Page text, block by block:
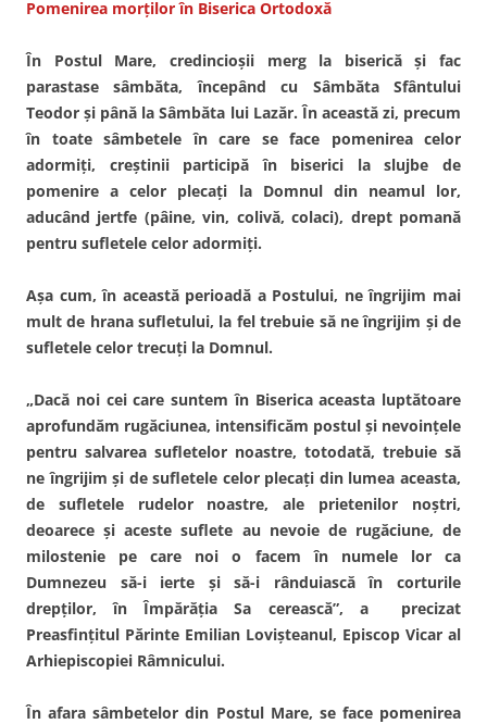
Pomenirea morţilor în Biserica Ortodoxă
În Postul Mare, credincioşii merg la biserică şi fac
parastase sâmbăta, începând cu Sâmbăta Sfântului
Teodor şi până la Sâmbăta lui Lazăr. În această zi, precum
în toate sâmbetele în care se face pomenirea celor
adormiţi, creştinii participă în biserici la slujbe de
pomenire a celor plecaţi la Domnul din neamul lor,
aducând jertfe (pâine, vin, colivă, colaci), drept pomană
pentru sufletele celor adormiţi.
Aşa cum, în această perioadă a Postului, ne îngrijim mai
mult de hrana sufletului, la fel trebuie să ne îngrijim şi de
sufletele celor trecuţi la Domnul.
„Dacă noi cei care suntem în Biserica aceasta luptătoare
aprofundăm rugăciunea, intensificăm postul şi nevoinţele
pentru salvarea sufletelor noastre, totodată, trebuie să
ne îngrijim şi de sufletele celor plecaţi din lumea aceasta,
de sufletele rudelor noastre, ale prietenilor noştri,
deoarece şi aceste suflete au nevoie de rugăciune, de
milostenie pe care noi o facem în numele lor ca
Dumnezeu să-i ierte şi să-i rânduiască în corturile
drepţilor, în Împărăţia Sa cerească”, a precizat
Preasfinţitul Părinte Emilian Lovişteanul, Episcop Vicar al
Arhiepiscopiei Râmnicului.
În afara sâmbetelor din Postul Mare, se face pomenirea